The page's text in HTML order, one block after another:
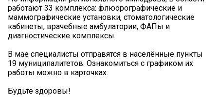
работают 33 комплекса: флюорографические и
маммографические установки, стоматологические
кабинеты, врачебные амбулатории, ФАПы и
диагностические комплексы.
В мае специалисты отправятся в населённые пункты
19 муниципалитетов. Ознакомиться с графиком их
работы можно в карточках.
Будьте здоровы!